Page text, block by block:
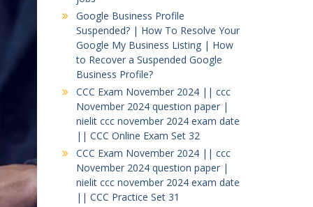
Google Business Profile
Suspended? | How To Resolve Your
Google My Business Listing | How
to Recover a Suspended Google
Business Profile?
CCC Exam November 2024 || ccc
November 2024 question paper |
nielit ccc november 2024 exam date
|| CCC Online Exam Set 32
CCC Exam November 2024 || ccc
November 2024 question paper |
nielit ccc november 2024 exam date
|| CCC Practice Set 31